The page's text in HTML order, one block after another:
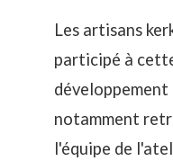
Les artisans
participé à
développement
notamment
l'équipe de